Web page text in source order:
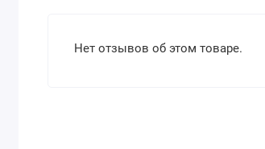
Нет отзывов об этом товаре.